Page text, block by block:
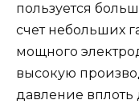
пользуется
счет небольших
мощного
высокую
давление вплоть